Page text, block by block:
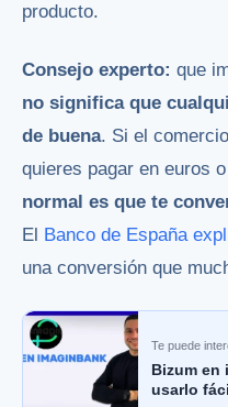
producto.
Consejo experto: que
no significa que
de buena. Si el
quieres pagar en euros
normal es que te
El Banco de España
una conversión que
Te puede
Bizum en
usarlo